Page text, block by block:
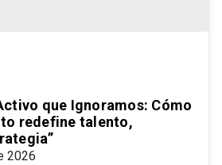
que Ignoramos: Cómo
redefine talento,
2026